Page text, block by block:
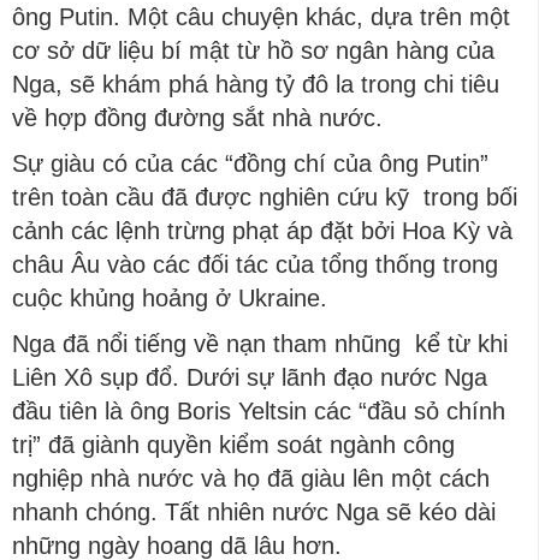
ông Putin. Một câu chuyện khác, dựa trên một
cơ sở dữ liệu bí mật từ hồ sơ ngân hàng của
Nga, sẽ khám phá hàng tỷ đô la trong chi tiêu
về hợp đồng đường sắt nhà nước.
Sự giàu có của các “đồng chí của ông Putin”
trên toàn cầu đã được nghiên cứu kỹ trong bối
cảnh các lệnh trừng phạt áp đặt bởi Hoa Kỳ và
châu Âu vào các đối tác của tổng thống trong
cuộc khủng hoảng ở Ukraine.
Nga đã nổi tiếng về nạn tham nhũng kể từ khi
Liên Xô sụp đổ. Dưới sự lãnh đạo nước Nga
đầu tiên là ông Boris Yeltsin các “đầu sỏ chính
trị” đã giành quyền kiểm soát ngành công
nghiệp nhà nước và họ đã giàu lên một cách
nhanh chóng. Tất nhiên nước Nga sẽ kéo dài
những ngày hoang dã lâu hơn.